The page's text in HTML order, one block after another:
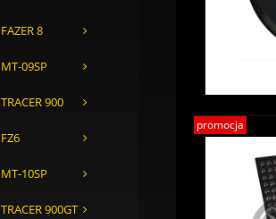
FAZER 8
MT-09SP
TRACER 900
FZ6
MT-10SP
TRACER 900GT
promocja